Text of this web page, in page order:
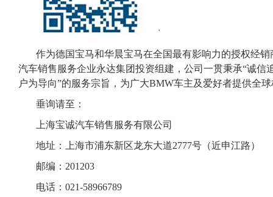
作为德国宝马和华晨宝马在全国最有影响力的授权经
汽车销售服务企业永达集团投资组建，公司一贯秉承“诚信
户为导向”的服务宗旨，为广大BMW车主及爱好者提供全
垂询请至：
上海宝诚汽车销售服务有限公司
地址：上海市浦东新区龙东大道2777号（近申江路）
邮编：201203
电话：021-58966789